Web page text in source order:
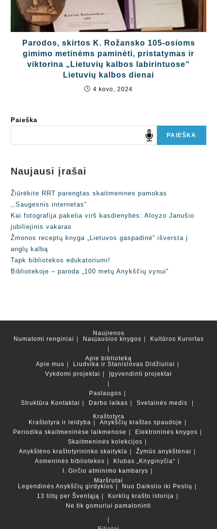
Parodos, skirtos K. Rožansko 105-osioms
gimimo metinėms paminėti, pristatymas ir
viktorina „Lietuvių kalbos labirintuose“
Lietuvių kalbos dienai
4 kovo, 2024
Paieška
PAIEŠKA
Naujausi įrašai
Žiūrėkite RRT parengtas skaitmenines pamokas
,,Saugesnis internetas“
Kai fotografija pakelia virš kasdienybės: Aloyzo Janušio
jubiliejinis vakaras
Žmonos receptų knyga „Lietuvos gaspadinė“ išversta į
anglų kalbą
Tapk bibliotekos edukatoriumi!
Bibliotekoje – paroda „100 metų Anykščių vynui“
Naujienos
Numatomi renginiai
Naujausios knygos Kultūros Kurortas
Apie biblioteką
Apie mus
Liudvika ir Stanislovas Didžiuliai
Vykdomi projektai
Įgyvendinti projektai
Paslaugos
Struktūra Kontaktai Darbo laikas
Svetainės medis
Kraštotyra
Kraštotyra ir leidyba
Anykščių kraštas spaudoje
Periodika skaitmeninėse laikmenose
Elektroninės knygos
Skaitmeninės kolekcijos
Anykštėno kraštotyrininko skaitykla
Žymūs anykštėnai
Asmeninės bibliotekos
Klubas „Knyginyčia“
I. Girčio atminimo kambarys
Maršrutai
Legendinės Anykščių girdyklos
Nuo Daikslio iki Peslių
13 tiltų per Šventąją
Kurklių krašto istorija
Ne tik gomuriui pamaloninti